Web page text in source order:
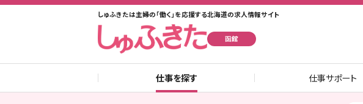
しゅふきたは主婦の「働く」を応援する北海道の求人情報サイト
函館
仕事を探す 仕事サポート